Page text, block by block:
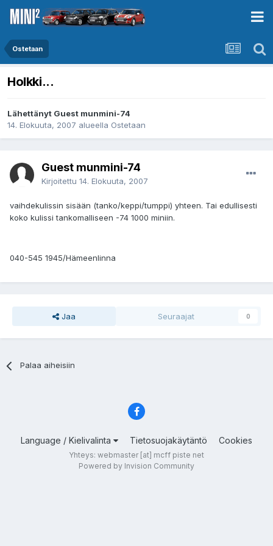
Ostetaan
Holkki...
Lähettänyt Guest munmini-74
14. Elokuuta, 2007 alueella Ostetaan
Guest munmini-74
Kirjoitettu 14. Elokuuta, 2007
vaihdekulissin sisään (tanko/keppi/tumppi) yhteen. Tai edullisesti
koko kulissi tankomalliseen -74 1000 miniin.
040-545 1945/Hämeenlinna
Jaa Seuraajat 0
Palaa aiheisiin
Language / Kielivalinta Tietosuojakäytäntö Cookies
Yhteys: webmaster [at] mcff piste net
Powered by Invision Community